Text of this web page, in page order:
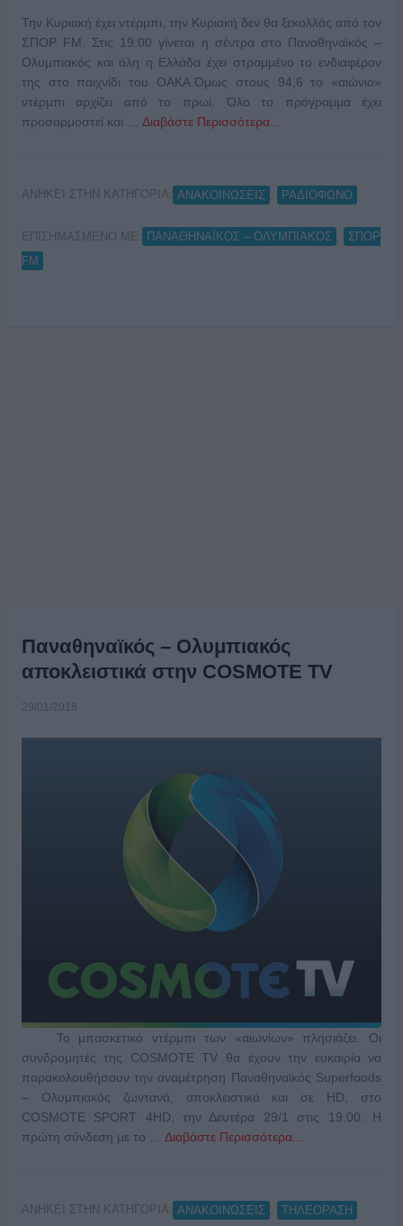
Την Κυριακή έχει ντέρμπι, την Κυριακή δεν θα ξεκολλάς από τον
ΣΠΟΡ FM. Στις 19:00 γίνεται η σέντρα στο Παναθηναϊκός –
Ολυμπιακός και όλη η Ελλάδα έχει στραμμένο το ενδιαφέρον
της στο παιχνίδι του ΟΑΚΑ.Όμως στους 94,6 το «αιώνιο»
ντέρμπι αρχίζει από το πρωί. Όλο το πρόγραμμα έχει
προσαρμοστεί και … Διαβάστε Περισσότερα...
ΑΝΗΚΕΙ ΣΤΗΝ ΚΑΤΗΓΟΡΙΑ: ΑΝΑΚΟΙΝΩΣΕΙΣ ΡΑΔΙΟΦΩΝΟ
ΕΠΙΣΗΜΑΣΜΕΝΟ ΜΕ: ΠΑΝΑΘΗΝΑΪΚΟΣ – ΟΛΥΜΠΙΑΚΟΣ
ΣΠΟΡ
FM
Παναθηναϊκός – Ολυμπιακός
αποκλειστικά στην COSMOTE TV
29/01/2018
Το μπασκετικό ντέρμπι των «αιωνίων» πλησιάζει. Οι
συνδρομητές της COSMOTE TV θα έχουν την ευκαιρία να
παρακολουθήσουν την αναμέτρηση Παναθηναϊκός Superfoods
– Ολυμπιακός ζωντανά, αποκλειστικά και σε HD, στο
COSMOTE SPORT 4HD, την Δευτέρα 29/1 στις 19.00. Η
πρώτη σύνδεση με το … Διαβάστε Περισσότερα...
ΑΝΗΚΕΙ ΣΤΗΝ ΚΑΤΗΓΟΡΙΑ: ΑΝΑΚΟΙΝΩΣΕΙΣ ΤΗΛΕΟΡΑΣΗ